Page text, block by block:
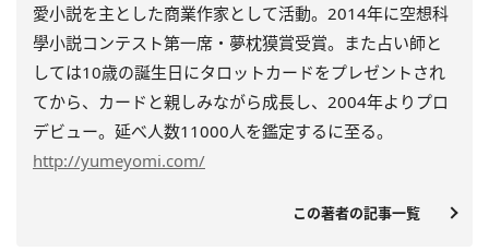
愛小説を主とした商業作家として活動。2014年に空想科
學小説コンテスト第一席・夢枕獏賞受賞。また占い師と
しては10歳の誕生日にタロットカードをプレゼントされ
てから、カードと親しみながら成長し、2004年よりプロ
デビュー。延べ人数11000人を鑑定するに至る。
http://yumeyomi.com/
この著者の記事一覧